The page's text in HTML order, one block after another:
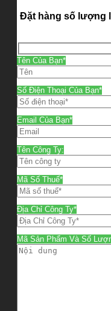
Đặt hàng số lượng
Tên Của Bạn*
Số Điện Thoại Của Bạn*
Email Của Bạn*
Tên Công Ty:
Mã Số Thuế*
Địa Chỉ Công Ty*
Mã Sản Phẩm Và Số